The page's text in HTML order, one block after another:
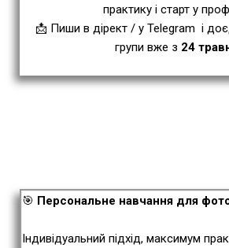
практику і старт у
📩 Пиши в дірект/ у Telegram і
групи вже з 24
🎯 Персональне навчання для
Індивідуальний підхід, максимум